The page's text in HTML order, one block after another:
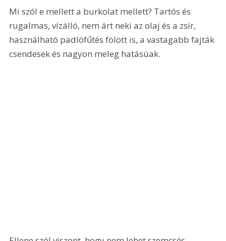
Mi szól e mellett a burkolat mellett? Tartós és
rugalmas, vízálló, nem árt neki az olaj és a zsír,
használható padlófűtés fölött is, a vastagabb fajták
csendesek és nagyon meleg hatásúak.